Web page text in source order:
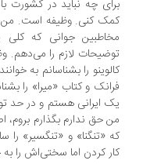
چه نباید در کشورت باشی؟
کنی. وظیفه است. من الان
جوانی که کلی پرسش
لازم را می‌دهم.
را بشناسانم به خواننده
و کتاب «میرا» را
ایرانی هستم و در حد توانم
حق ندارم بگذارم بروم، اصلا
«تنگنا» و «تنگسیر» را ساخت
کردن اما سختی‌اش را به جان